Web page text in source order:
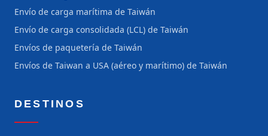
Envío de carga marítima de Taiwán
Envío de carga consolidada (LCL) de Taiwán
Envíos de paquetería de Taiwán
Envíos de Taiwan a USA (aéreo y marítimo) de Taiwán
DESTINOS